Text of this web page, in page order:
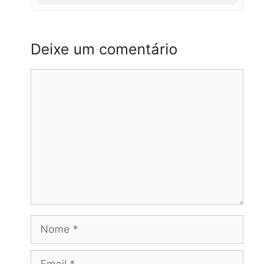
Deixe um comentário
Nome
Email